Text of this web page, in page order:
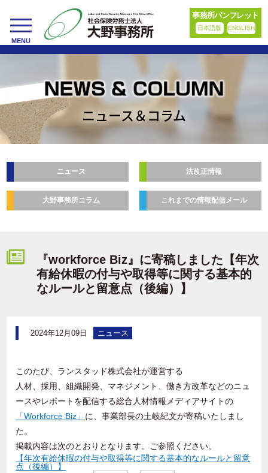
toggle
navigation
MENU
事務所パンフレット
日本語版 ENGLISH
ニュース＆コラム
ニュース 法改正情報
大野事務所コラム これまでの情報配信メール
『workforce Biz』に寄稿しました【年次
有給休暇の付与や取得等に関する基本的
なルールと留意点（後編）】
2024年12月09日 ニュース
このたび、ランスタッド株式会社が運営する
人材、採用、組織開発、マネジメント、働き方改革などのニュ
ースやレポートを配信する総合人材情報メディアサイトの
「Workforce Biz」 に、事業部長の土岐紀文が寄稿いたしまし
た。
掲載内容は次のとおりとなります。ご参照ください。
【年次有給休暇の付与や取得等に関する基本的なルールと留意
点（後編）】